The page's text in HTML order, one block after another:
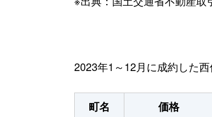
2023年1～12月に成約した
町名 価格